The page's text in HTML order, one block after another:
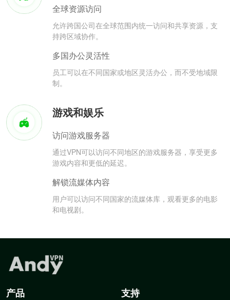
全球资源访问
允许跨国公司在全球范围内统一访问和共享资源，支
持跨区域协作。
多国办公灵活性
员工可以在不同国家或地区灵活办公，而不受地域限
制。
游戏和娱乐
访问游戏服务器
通过VPN可以访问不同地区的游戏服务器，享受更多
游戏内容和更低的延迟。
解锁流媒体内容
用户可以访问不同国家的流媒体库，观看更多的电影
和电视剧。
产品 支持